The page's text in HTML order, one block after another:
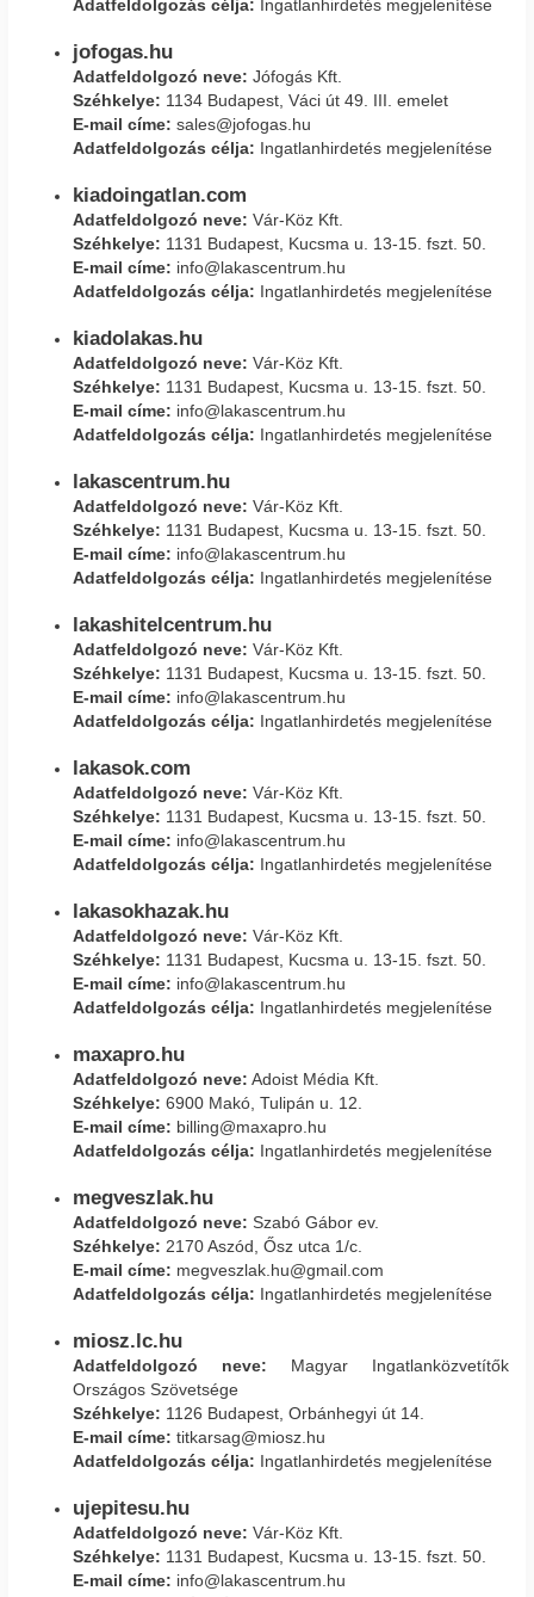
Adatfeldolgozás célja: Ingatlanhirdetés megjelenítése
jofogas.hu
Adatfeldolgozó neve: Jófogás Kft.
Széhkelye: 1134 Budapest, Váci út 49. III. emelet
E-mail címe: sales@jofogas.hu
Adatfeldolgozás célja: Ingatlanhirdetés megjelenítése
kiadoingatlan.com
Adatfeldolgozó neve: Vár-Köz Kft.
Széhkelye: 1131 Budapest, Kucsma u. 13-15. fszt. 50.
E-mail címe: info@lakascentrum.hu
Adatfeldolgozás célja: Ingatlanhirdetés megjelenítése
kiadolakas.hu
Adatfeldolgozó neve: Vár-Köz Kft.
Széhkelye: 1131 Budapest, Kucsma u. 13-15. fszt. 50.
E-mail címe: info@lakascentrum.hu
Adatfeldolgozás célja: Ingatlanhirdetés megjelenítése
lakascentrum.hu
Adatfeldolgozó neve: Vár-Köz Kft.
Széhkelye: 1131 Budapest, Kucsma u. 13-15. fszt. 50.
E-mail címe: info@lakascentrum.hu
Adatfeldolgozás célja: Ingatlanhirdetés megjelenítése
lakashitelcentrum.hu
Adatfeldolgozó neve: Vár-Köz Kft.
Széhkelye: 1131 Budapest, Kucsma u. 13-15. fszt. 50.
E-mail címe: info@lakascentrum.hu
Adatfeldolgozás célja: Ingatlanhirdetés megjelenítése
lakasok.com
Adatfeldolgozó neve: Vár-Köz Kft.
Széhkelye: 1131 Budapest, Kucsma u. 13-15. fszt. 50.
E-mail címe: info@lakascentrum.hu
Adatfeldolgozás célja: Ingatlanhirdetés megjelenítése
lakasokhazak.hu
Adatfeldolgozó neve: Vár-Köz Kft.
Széhkelye: 1131 Budapest, Kucsma u. 13-15. fszt. 50.
E-mail címe: info@lakascentrum.hu
Adatfeldolgozás célja: Ingatlanhirdetés megjelenítése
maxapro.hu
Adatfeldolgozó neve: Adoist Média Kft.
Széhkelye: 6900 Makó, Tulipán u. 12.
E-mail címe: billing@maxapro.hu
Adatfeldolgozás célja: Ingatlanhirdetés megjelenítése
megveszlak.hu
Adatfeldolgozó neve: Szabó Gábor ev.
Széhkelye: 2170 Aszód, Ősz utca 1/c.
E-mail címe: megveszlak.hu@gmail.com
Adatfeldolgozás célja: Ingatlanhirdetés megjelenítése
miosz.lc.hu
Adatfeldolgozó neve: Magyar Ingatlanközvetítők
Országos Szövetsége
Széhkelye: 1126 Budapest, Orbánhegyi út 14.
E-mail címe: titkarsag@miosz.hu
Adatfeldolgozás célja: Ingatlanhirdetés megjelenítése
ujepitesu.hu
Adatfeldolgozó neve: Vár-Köz Kft.
Széhkelye: 1131 Budapest, Kucsma u. 13-15. fszt. 50.
E-mail címe: info@lakascentrum.hu